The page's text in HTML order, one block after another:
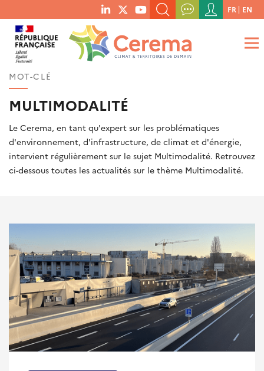
menu
social
links
RECHERCHER UN MOT-CLÉ, UNE PUBLICATION, ETC.
QUE RECHERCHEZ-VOUS ?
Menu
du
compte
de
FR EN
MOT-CLÉ
MULTIMODALITÉ
Le Cerema, en tant qu'expert sur les problématiques
d'environnement, d'infrastructure, de climat et d'énergie,
intervient régulièrement sur le sujet Multimodalité. Retrouvez
ci-dessous toutes les actualités sur le thème Multimodalité.